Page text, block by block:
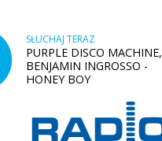
SŁUCHAJ TERAZ
PURPLE DISCO MACHINE,
BENJAMIN INGROSSO -
HONEY BOY